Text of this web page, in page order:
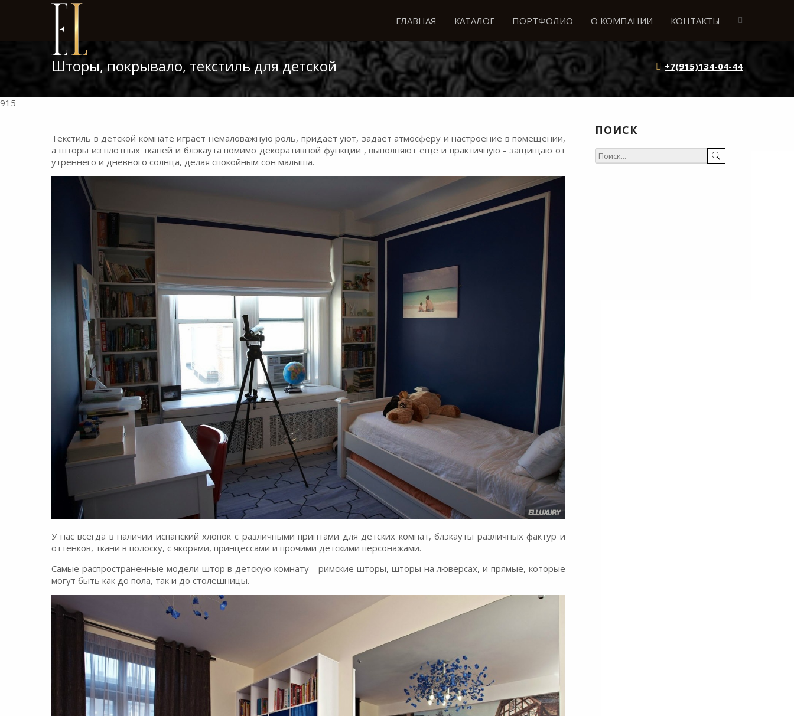
ГЛАВНАЯ КАТАЛОГ ПОРТФОЛИО О КОМПАНИИ КОНТАКТЫ
Шторы, покрывало, текстиль для детской +7(915)134-04-44
915
Текстиль в детской комнате играет немаловажную роль, придает уют, задает атмосферу и настроение в помещении,
а шторы из плотных тканей и блэкаута помимо декоративной функции , выполняют еще и практичную - защищаю от
утреннего и дневного солнца, делая спокойным сон малыша.
У нас всегда в наличии испанский хлопок с различными принтами для детских комнат, блэкауты различных фактур и
оттенков, ткани в полоску, с якорями, принцессами и прочими детскими персонажами.
Самые распространенные модели штор в детскую комнату - римские шторы, шторы на люверсах, и прямые, которые
могут быть как до пола, так и до столешницы.
ПОИСК